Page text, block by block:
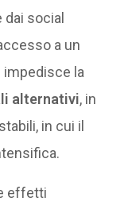
dai social
a un
impedisce la
alternativi, in
in cui il
effetti